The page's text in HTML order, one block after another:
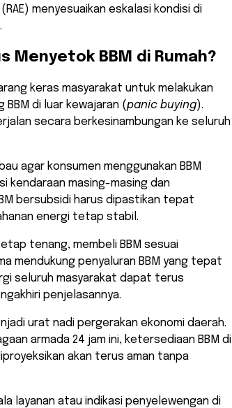
menyesuaikan eskalasi kondisi di
Menyetok BBM di Rumah?
keras masyarakat untuk melakukan
di luar kewajaran (panic buying).
secara berkesinambungan ke seluruh
agar konsumen menggunakan BBM
kendaraan masing-masing dan
bersubsidi harus dipastikan tepat
energi tetap stabil.
tenang, membeli BBM sesuai
mendukung penyaluran BBM yang tepat
seluruh masyarakat dapat terus
penjelasannya.
urat nadi pergerakan ekonomi daerah.
armada 24 jam ini, ketersediaan BBM di
akan terus aman tanpa
layanan atau indikasi penyelewengan di